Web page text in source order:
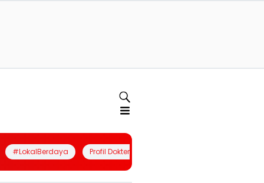
#LokalBerdaya Profil Dokter